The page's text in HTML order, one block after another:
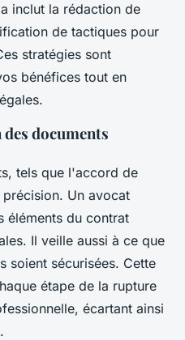
inclut la rédaction de
de tactiques pour
stratégies sont
bénéfices tout en
documents
tels que l'accord de
Un avocat
éléments du contrat
Il veille aussi à ce que
soient sécurisées. Cette
étape de la rupture
écartant ainsi